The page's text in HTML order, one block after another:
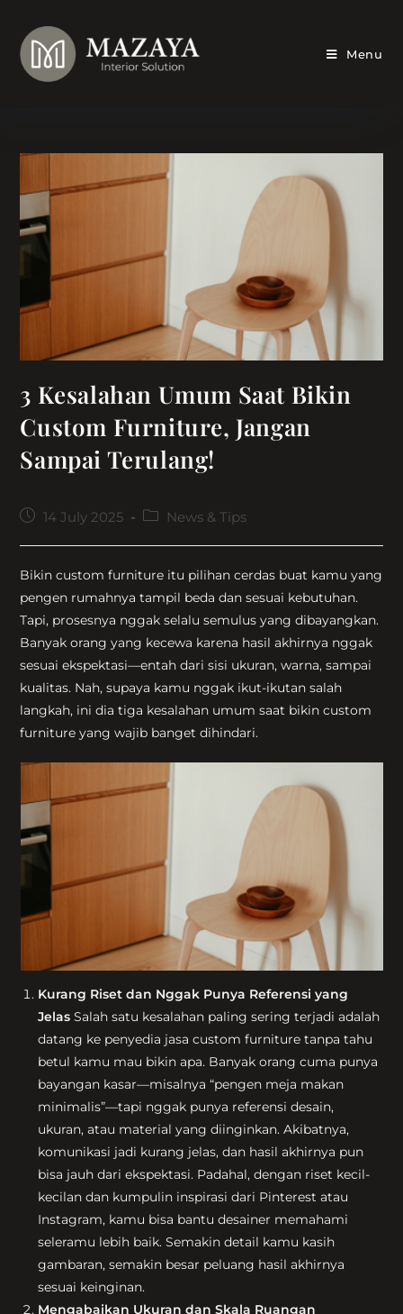
content
Menu
3 Kesalahan Umum Saat Bikin
Custom Furniture, Jangan
Sampai Terulang!
Post14 July 2025
PostNews & Tips
Bikin custom furniture itu pilihan cerdas buat kamu yang
pengen rumahnya tampil beda dan sesuai kebutuhan.
Tapi, prosesnya nggak selalu semulus yang dibayangkan.
Banyak orang yang kecewa karena hasil akhirnya nggak
sesuai ekspektasi—entah dari sisi ukuran, warna, sampai
kualitas. Nah, supaya kamu nggak ikut-ikutan salah
langkah, ini dia tiga kesalahan umum saat bikin custom
furniture yang wajib banget dihindari.
Kurang Riset dan Nggak Punya Referensi yang
Jelas Salah satu kesalahan paling sering terjadi adalah
datang ke penyedia jasa custom furniture tanpa tahu
betul kamu mau bikin apa. Banyak orang cuma punya
bayangan kasar—misalnya “pengen meja makan
minimalis”—tapi nggak punya referensi desain,
ukuran, atau material yang diinginkan. Akibatnya,
komunikasi jadi kurang jelas, dan hasil akhirnya pun
bisa jauh dari ekspektasi. Padahal, dengan riset kecil-
kecilan dan kumpulin inspirasi dari Pinterest atau
Instagram, kamu bisa bantu desainer memahami
seleramu lebih baik. Semakin detail kamu kasih
gambaran, semakin besar peluang hasil akhirnya
sesuai keinginan.
Mengabaikan Ukuran dan Skala Ruangan